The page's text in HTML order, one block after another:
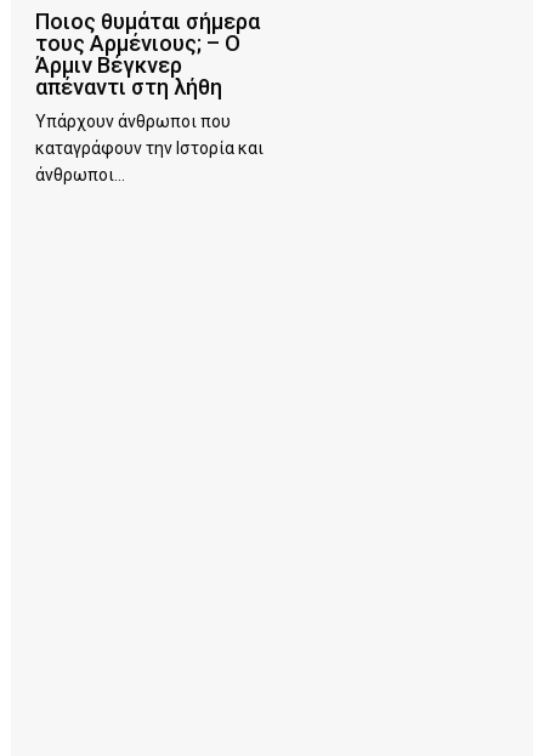
Ποιος θυμάται σήμερα
τους Αρμένιους; – Ο
Άρμιν Βέγκνερ
απέναντι στη λήθη
Υπάρχουν άνθρωποι που
καταγράφουν την Ιστορία και
άνθρωποι...